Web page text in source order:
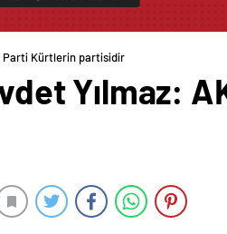
Parti Kürtlerin partisidir
Yılmaz: